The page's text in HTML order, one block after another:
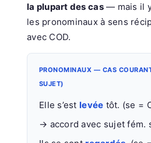
la plupart des cas— mais il y
les pronominaux à sens
avec COD.
PRONOMINAUX — CAS
SUJET)
Elle s’est levée tôt. (se =
→ accord avec sujet fém.